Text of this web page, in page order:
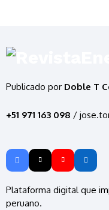
Publicado por Doble T
+51 971 163 098 /
Plataforma digital que
peruano.